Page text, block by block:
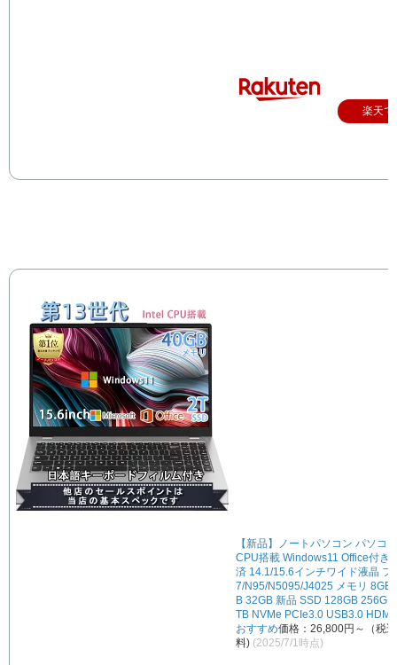
楽天で
【新品】ノートパソコン パソコ
CPU搭載 Windows11 Office付き
済 14.1/15.6インチワイド液晶 フ
7/N95/N5095/J4025 メモリ 8GB
B 32GB 新品 SSD 128GB
TB NVMe PCIe3.0 USB3.0 HDMI
おすすめ価格：26,800円～（税
料) (2025/7/1時点)